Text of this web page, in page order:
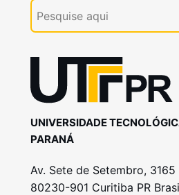
UNIVERSIDADE
PARANÁ
Av. Sete de Setembro, 3165
80230-901 Curitiba PR